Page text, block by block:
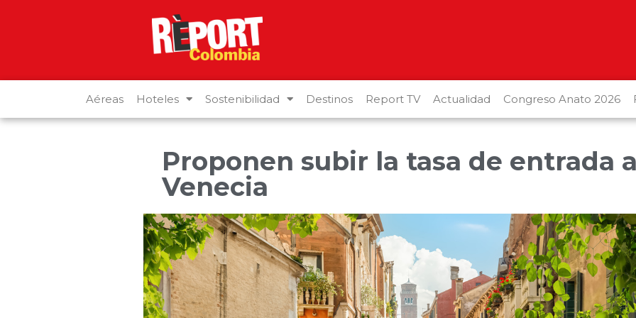
Aéreas Hoteles Sostenibilidad Destinos Report TV Actualidad Congreso Anato 2026
Proponen subir la tasa de entrada a
Venecia